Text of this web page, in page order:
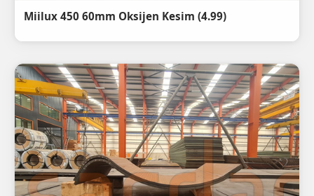
(4.99) Miilux 450 60mm Oksijen Kesim